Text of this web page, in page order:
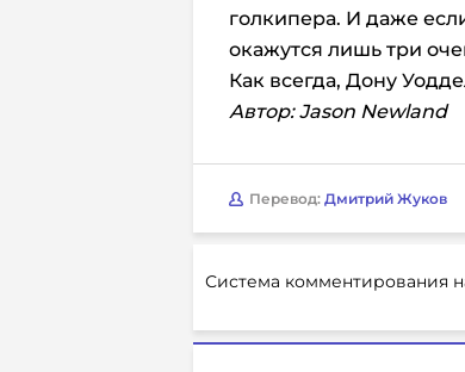
голкипера. И даже
окажутся лишь три
Как всегда, Дону
Автор: Jason Newland
Перевод: Дмитрий Жуков
Система комментирования